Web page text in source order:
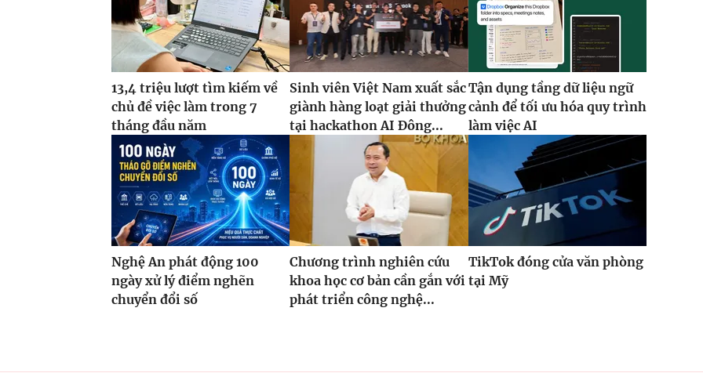
13,4 triệu lượt tìm kiếm về
chủ đề việc làm trong 7
tháng đầu năm
Sinh viên Việt Nam xuất sắc
giành hàng loạt giải thưởng
tại hackathon AI Đông...
Tận dụng tầng dữ liệu ngữ
cảnh để tối ưu hóa quy trình
làm việc AI
Nghệ An phát động 100
ngày xử lý điểm nghẽn
chuyển đổi số
Chương trình nghiên cứu
khoa học cơ bản cần gắn với
phát triển công nghệ...
TikTok đóng cửa văn phòng
tại Mỹ